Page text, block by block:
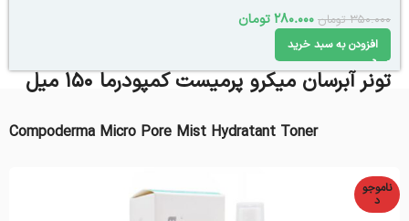
350.000 تومان 280.000تومان
افزودن به سبد خرید
تونر آبرسان میکرو پرمیست کمپودرما 150 میل
Compoderma Micro Pore Mist Hydratant Toner
ناموجو
د